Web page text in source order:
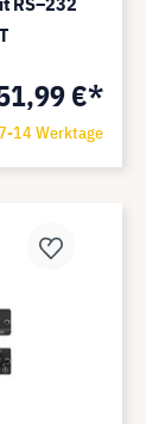
€*
14 Werktage